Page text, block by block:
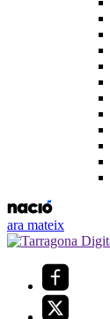
ara mateix